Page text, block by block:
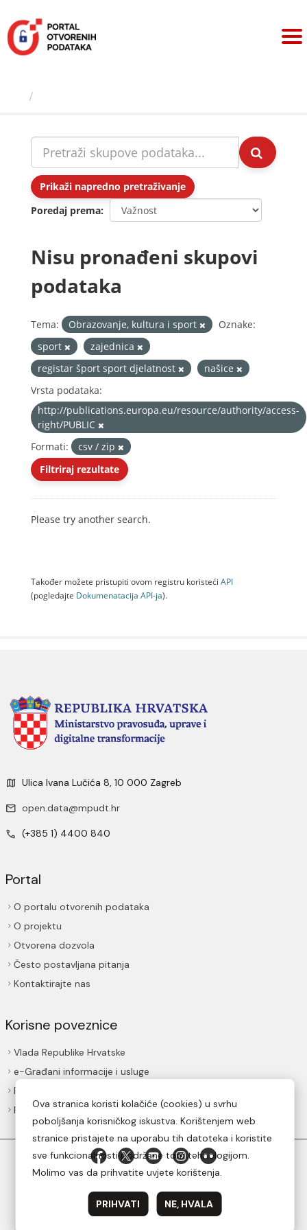
sadržaj
Prikaži napredno pretraživanje
Poredaj prema
Nisu pronađeni skupovi
podataka
Tema: Obrazovanje, kultura i sport
Oznake:
sport
zajednica
registar šport sport djelatnost
našice
Vrsta podataka:
http://publications.europa.eu/resource/authority/access-
right/PUBLIC
Formati:
csv / zip
Filtriraj rezultate
Please try another search.
Također možete pristupiti ovom registru koristeći API
(pogledajte Dokumenаtаcijа API-jа).